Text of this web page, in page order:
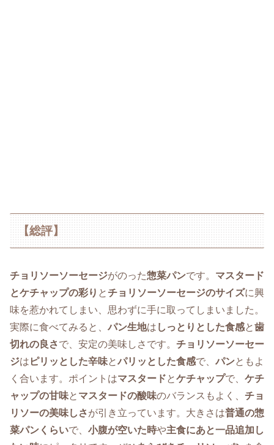
【総評】
チョリソーソーセージがのった惣菜パンです。 マスタード
とケチャップの彩り とチョリソーソーセージのサイズに興
味を惹かれてしまい、思わずに手に取ってしまいました。
実際に食べてみると、 パン生地は しっとりとした食感と歯
切れの良さで、安定の美味しさです。 チョリソーソーセー
ジは ピリッとした辛味とパリッとした食感で、 パンともよ
く合います。ポイントはマスタードとケチャップで、 ケチ
ャップの甘味と マスタードの酸味のバランスもよく、 チョ
リソーの美味しさが引き立っています。大きさは普通の惣
菜パンくらいで、 小腹が空いた時や主食にあと一品追加し